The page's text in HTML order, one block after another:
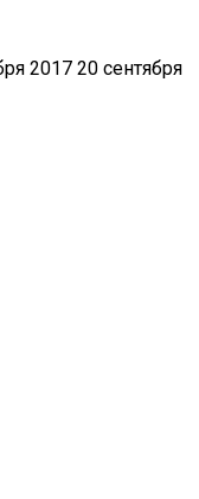
2017 20 сентября